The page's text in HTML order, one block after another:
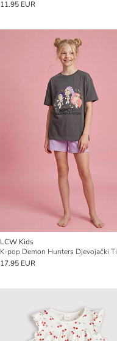
11.95 EUR
LCW Kids
17.95 EUR